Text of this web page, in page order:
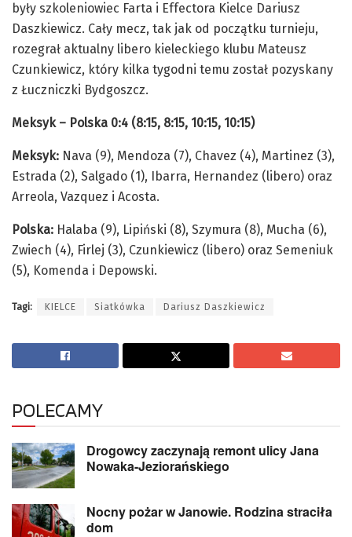
były szkoleniowiec Farta i Effectora Kielce Dariusz
Daszkiewicz. Cały mecz, tak jak od początku turnieju,
rozegrał aktualny libero kieleckiego klubu Mateusz
Czunkiewicz, który kilka tygodni temu został pozyskany
z Łuczniczki Bydgoszcz.
Meksyk – Polska 0:4 (8:15, 8:15, 10:15, 10:15)
Meksyk: Nava (9), Mendoza (7), Chavez (4), Martinez (3),
Estrada (2), Salgado (1), Ibarra, Hernandez (libero) oraz
Arreola, Vazquez i Acosta.
Polska: Halaba (9), Lipiński (8), Szymura (8), Mucha (6),
Zwiech (4), Firlej (3), Czunkiewicz (libero) oraz Semeniuk
(5), Komenda i Depowski.
Tagi: KIELCE Siatkówka Dariusz Daszkiewicz
POLECAMY
Drogowcy zaczynają remont ulicy Jana
Nowaka-Jeziorańskiego
Nocny pożar w Janowie. Rodzina straciła
dom